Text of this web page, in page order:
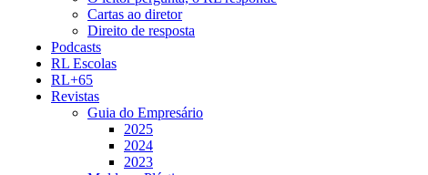
Cartas ao diretor
Direito de resposta
Podcasts
RL Escolas
RL+65
Revistas
Guia do Empresário
2025
2024
2023